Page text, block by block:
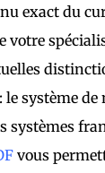
exact du
votre
système de
systèmes
vous